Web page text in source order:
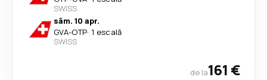
SWISS
sâm. 10 apr.
GVA-OTP· 1 escală
SWISS
de la161 €